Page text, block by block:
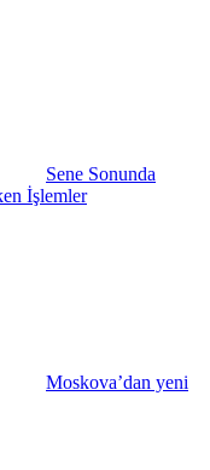
Sene Sonunda
İşlemler
Moskova’dan yeni